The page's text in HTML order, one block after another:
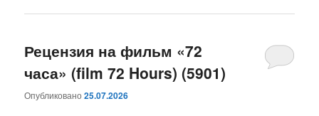
Рецензия на фильм «72
часа» (film 72 Hours) (5901)
Опубликовано25.07.2026